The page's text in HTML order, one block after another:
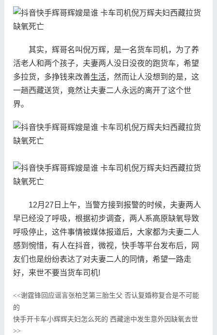
其实，辉哥名叫倪万辉，是一名货车司机，为了养
活老人和两个孩子，夫妻两人没日没夜的跑货车，希望
多拉货，多挣钱来改善生活，然而让人没想到的是，这
一趟西藏送货，竟然让夫妻二人永远的离开了这个世
界。
12月27日上午，当警方接到报警的时候，夫妻两人
早已经没了呼吸，根据初步调查，两人系高原缺氧导致
呼吸停止，这件事情被媒体报道后，大家都为夫妻二人
感到惋惜，有人在抖音，微视，快手等平台发布后，网
友们也是纷纷表达了对夫妻二人的同情，希望一路走
好，来世不要当货车司机!
<<谢霆锋回应谣言张柏芝第三胎生父 否认复婚称复合是不可能
的
快手开卡车小辉辉夫妇怎么死的 西藏途中发生意外因缺氧去世
>>